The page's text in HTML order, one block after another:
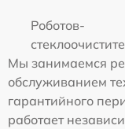
Роботов-
Мы занимаемся
обслуживанием
гарантийного
работает